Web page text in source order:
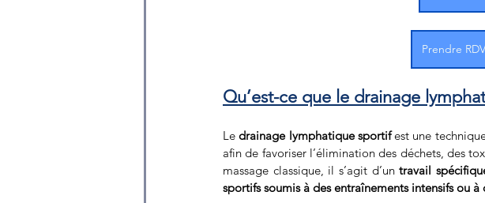
Prendre
Qu’est-ce que le drainage
Le drainage lymphatique sportif est une
afin de favoriser l’élimination des déchets, des
massage classique, il s’agit d’un travail
sportifs soumis à des entraînements intensifs ou